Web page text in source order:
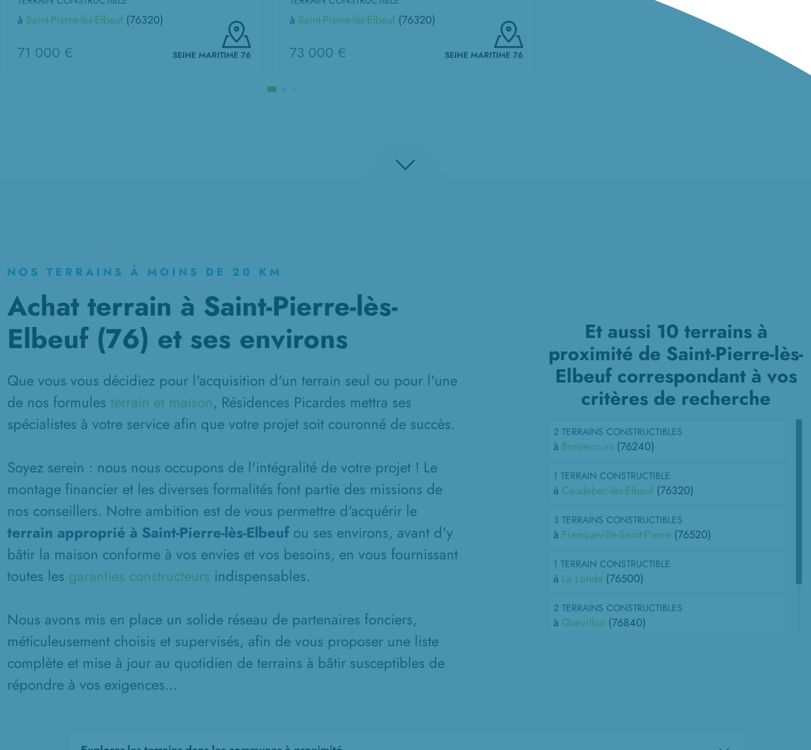
à Saint-Pierre-lès-Elbeuf (76320)
71 000 € SEINE MARITIME 76
à Saint-Pierre-lès-Elbeuf (76320)
73 000 € SEINE MARITIME 76
(76320)
SEINE MARITIME 76
NOS TERRAINS À MOINS DE 20 KM
Achat terrain à Saint-Pierre-lès-
Elbeuf (76) et ses environs
Que vous vous décidiez pour l'acquisition d'un terrain seul ou pour l'une
de nos formules terrain et maison, Résidences Picardes mettra ses
spécialistes à votre service afin que votre projet soit couronné de succès.
Soyez serein : nous nous occupons de l'intégralité de votre projet ! Le
montage financier et les diverses formalités font partie des missions de
nos conseillers. Notre ambition est de vous permettre d'acquérir le
terrain approprié à Saint-Pierre-lès-Elbeufou ses environs, avant d'y
bâtir la maison conforme à vos envies et vos besoins, en vous fournissant
toutes les garanties constructeurs indispensables.
Nous avons mis en place un solide réseau de partenaires fonciers,
méticuleusement choisis et supervisés, afin de vous proposer une liste
complète et mise à jour au quotidien de terrains à bâtir susceptibles de
répondre à vos exigences...
Et aussi 10 terrains à
proximité de Saint-Pierre-lès-
Elbeuf correspondant à vos
critères de recherche
2 TERRAINS CONSTRUCTIBLES
à Bonsecours (76240)
1 TERRAIN CONSTRUCTIBLE
à Caudebec-lès-Elbeuf (76320)
3 TERRAINS CONSTRUCTIBLES
à Franqueville-Saint-Pierre (76520)
1 TERRAIN CONSTRUCTIBLE
à La Londe (76500)
2 TERRAINS CONSTRUCTIBLES
à Quevillon (76840)